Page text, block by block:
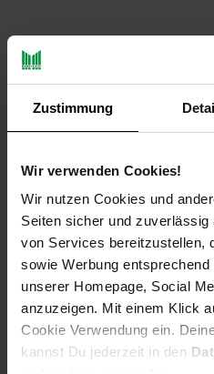
Zustimmung
Wir verwenden Cookies!
Wir nutzen Cookies und
Seiten sicher und
von Services bereitzustellen,
sowie Werbung
unserer Homepage, Social
anzuzeigen. Mit einem Klick
Cookie Verwendung ein.
kannst Du jederzeit in den
Produktbeschreibung
Severin KG 2394 Kompakt-
Der Multigrill ist vielseitig
Fleisch, Paninis, Geflügel,
Design, ideal für kleine